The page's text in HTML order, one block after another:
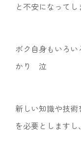
と不安になってし
ボク自身もいろ
かり 泣
新しい知識や技
を必要としますし